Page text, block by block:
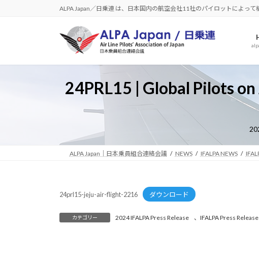
へ
ョ
ALPA Japan／日乗連 は、日本国内の航空会社11社のパイロットによって
24PRL15 | Global Pilots
ALPA Japan｜日本乗員組合連絡会議 NEWS IFALPA NEWS
24prl15-jeju-air-flight-2216 ダウンロード
カテゴリー 2024 IFALPA Press Release 、 IFALPA Press Release